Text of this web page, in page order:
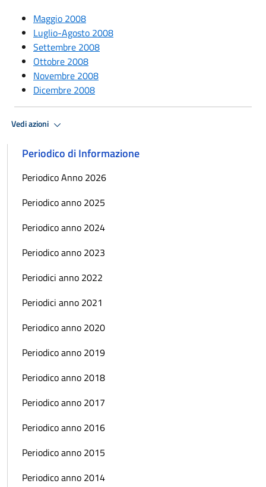
Maggio 2008
Luglio-Agosto 2008
Settembre 2008
Ottobre 2008
Novembre 2008
Dicembre 2008
Vedi azioni
Periodico di Informazione
Periodico Anno 2026
Periodico anno 2025
Periodico anno 2024
Periodico anno 2023
Periodici anno 2022
Periodici anno 2021
Periodico anno 2020
Periodico anno 2019
Periodico anno 2018
Periodico anno 2017
Periodico anno 2016
Periodico anno 2015
Periodico anno 2014